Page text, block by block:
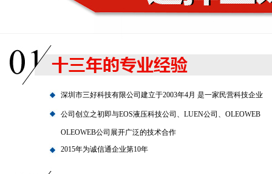
深圳市三好科技有限公司建立于2003年4月 是一家民营科技企业
公司创立之初即与EOS液压科技公司、LUEN公司、OLEOWEB
公司<br>展开广泛的技术合作
OLEOWEB公司展开广泛的技术合作
2015年为诚信通企业第10年